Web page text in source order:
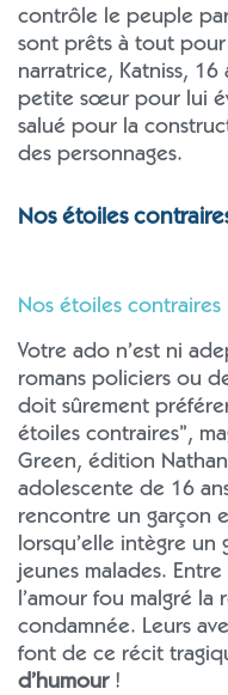
contrôle le peuple
sont prêts à tout pour
narratrice, Katniss,
petite sœur pour lui
salué pour la
des personnages.
Nos étoiles
Nos étoiles contraires
Votre ado n’est ni
romans policiers ou
doit sûrement
étoiles contraires”,
Green, édition
adolescente de 16
rencontre un garçon
lorsqu’elle intègre
jeunes malades.
l’amour fou malgré la
condamnée. Leurs
font de ce récit
d’humour!